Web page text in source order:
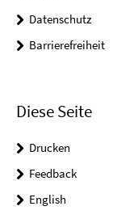
Datenschutz
Barrierefreiheit
Diese Seite
Drucken
Feedback
English